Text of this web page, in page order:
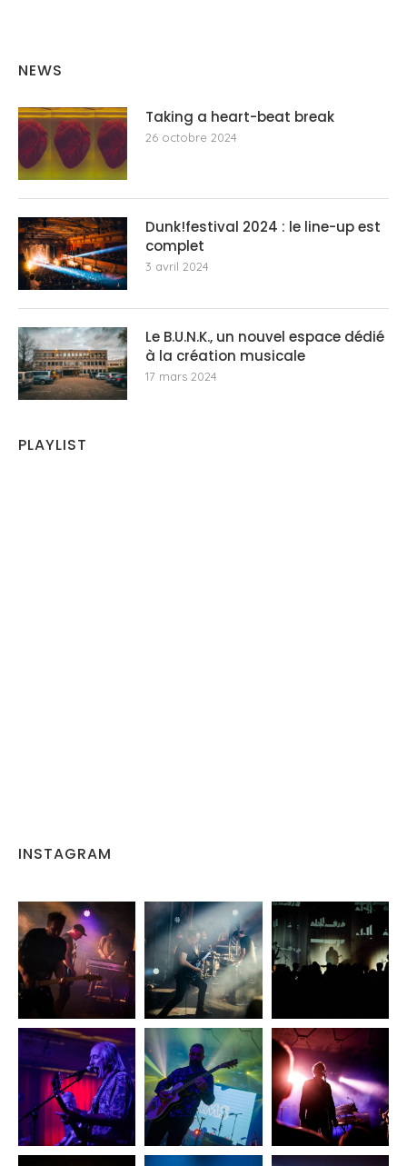
NEWS
Taking a heart-beat break
26 octobre 2024
Dunk!festival 2024 : le line-up est
complet
3 avril 2024
Le B.U.N.K., un nouvel espace dédié
à la création musicale
17 mars 2024
PLAYLIST
INSTAGRAM